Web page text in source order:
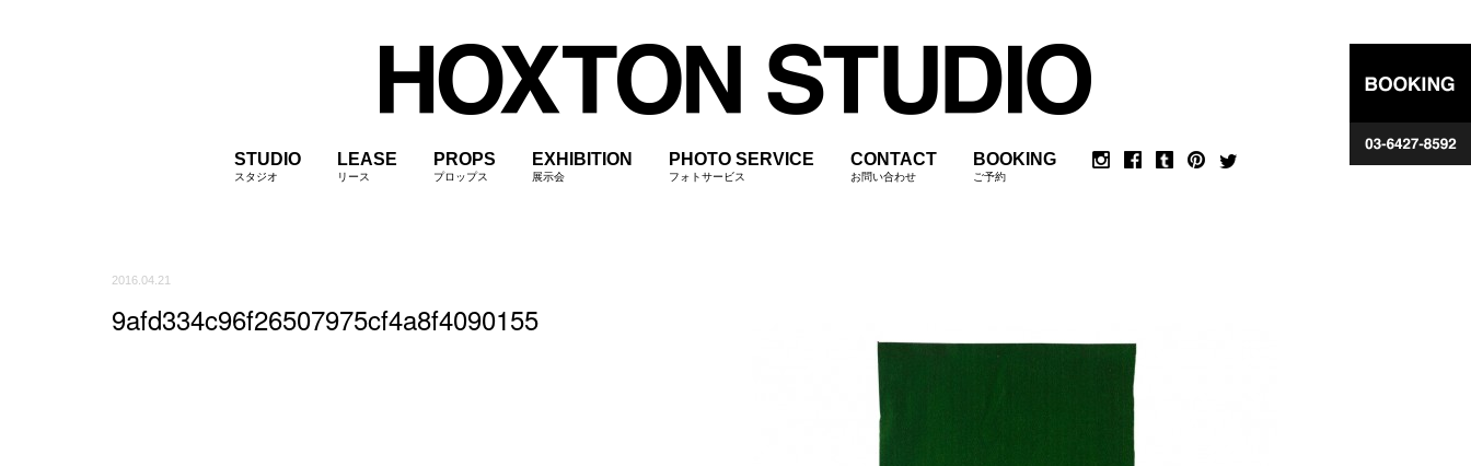
STUDIO
スタジオ
LEASE
リース
PROPS
プロップス
EXHIBITION
展示会
PHOTO SERVICE
フォトサービス
CONTACT
お問い合わせ
BOOKING
ご予約
2016.04.21
9afd334c96f26507975cf4a8f4090155